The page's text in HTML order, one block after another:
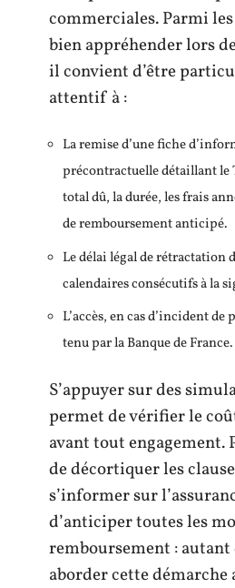
commerciales. Parmi
bien appréhender lors
il convient d’être
attentif à :
La remise d’une fiche
précontractuelle détaillant le
total dû, la durée, les frais
de remboursement anticipé.
Le délai légal de rétractation
calendaires consécutifs à la
L’accès, en cas d’incident
tenu par la Banque de France.
S’appuyer sur des
permet de vérifier le
avant tout engagement.
de décortiquer les
s’informer sur
d’anticiper toutes les
remboursement : autant
aborder cette démarche